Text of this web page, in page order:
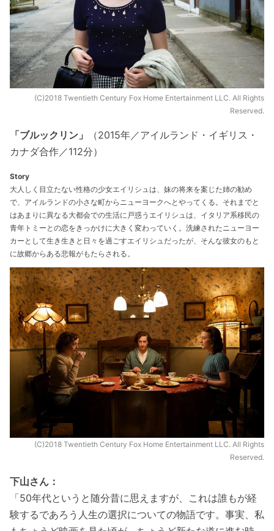
(C)2018 Twentieth Century Fox Home Entertainment LLC. All Rights
Reserved.
「ブルックリン」
（2015年／アイルランド・イギリス・
カナダ合作／112分）
Story
大人しく目立たない性格の少女エイリシュは、妹の将来を案じた姉の勧め
で、アイルランドの小さな町からニューヨークへとやってくる。それまでと
はあまりに異なる大都会での生活に戸惑うエイリシュは、イタリア系移民の
青年トミーとの恋をきっかけに大きく変わっていく。洗練されたニューヨー
カーとして生き生きと日々を過ごすエイリシュだったが、そんな彼女のもと
に故郷からある悲報がもたらされる。
(C)2018 Twentieth Century Fox Home Entertainment LLC. All Rights
Reserved.
下山さん：
「50年代というと随分昔に思えますが、これは誰もが経
験するであろう人生の選択についての物語です。事実、私